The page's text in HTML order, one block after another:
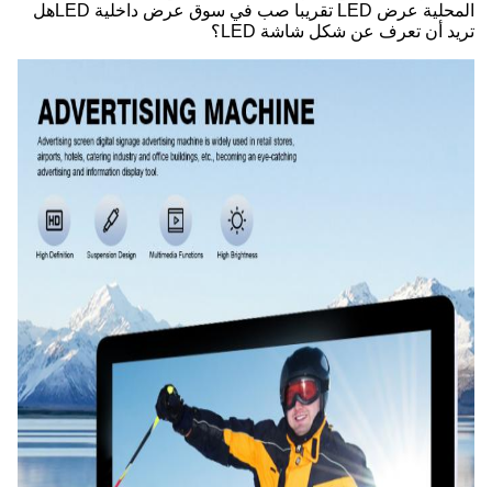
المحلية عرض LED تقريبا صب في سوق عرض داخلية LEDهل
تريد أن تعرف عن شكل شاشة LED؟